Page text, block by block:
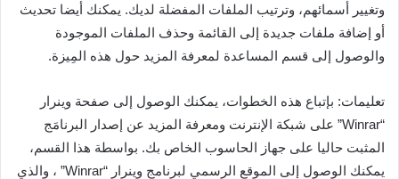
وتغيير أسمائهم، وترتيب الملفات المفضلة لديك. يمكنك أيضا تحديث
أو إضافة ملفات جديدة إلى القائمة وحذف الملفات الموجودة
والوصول إلى قسم المساعدة لمعرفة المزيد حول هذه المِيزة.
تعليمات: بإتباع هذه الخطوات، يمكنك الوصول إلى صفحة وينرار
“Winrar” على شبكة الإنترنت ومعرفة المزيد عن إصدار البرنامَج
المثبت حاليا على جهاز الحاسوب الخاص بك. بواسطة هذا القسم،
يمكنك الوصول إلى الموقع الرسمي لبرنامج وينرار “Winrar” ، والذي